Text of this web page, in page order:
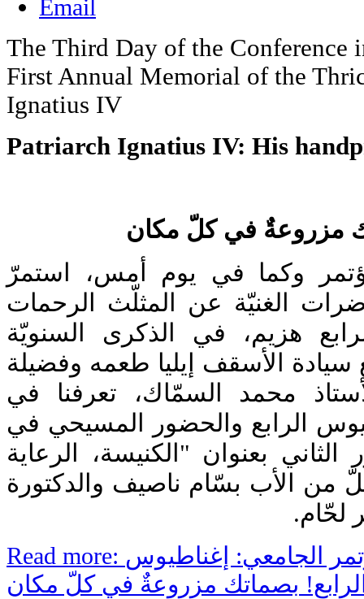
The Third Day of the Conference
First Annual Memorial of the
Ignatius IV
Patriarch Ignatius IV: His
مزروعةٌ في كلّ مكان
وكما في يوم أمس، استمرّ
الغنيّة عن المثلّث الرحمات
هزيم، في الذكرى السنويّة
سيادة الأسقف إيليا طعمه وفضيلة
محمد السمّاك، تعرفنا في
الرابع والحضور المسيحي في
بعنوان "الكنيسة، الرعاية
الأب بسّام ناصيف والدكتورة
لحّام.
Read more: اليوم الثالث من المؤتمر الجامعي: إغناطيوس
بصماتك مزروعةٌ في كلّ مكان